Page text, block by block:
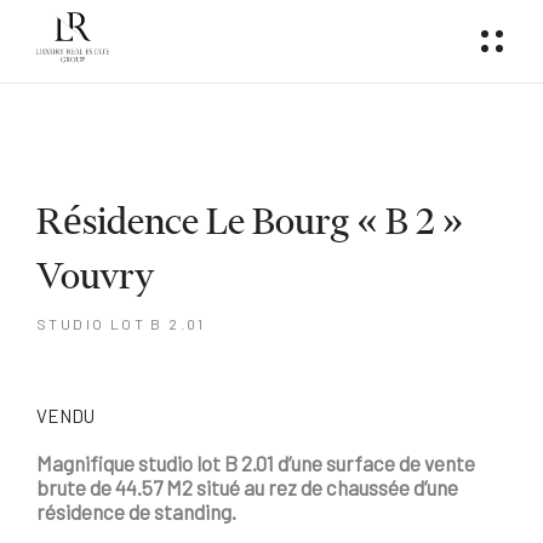
Résidence Le Bourg « B 2 »
Vouvry
STUDIO LOT B 2.01
VENDU
Magnifique studio lot B 2.01 d’une surface de vente
brute de 44.57 M2 situé au rez de chaussée d’une
résidence de standing.